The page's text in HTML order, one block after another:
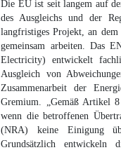
Die EU ist seit langem auf
des Ausgleichs und der
langfristiges Projekt, an
gemeinsam arbeiten. Das
Electricity) entwickelt
Ausgleich von
Zusammenarbeit der
Gremium. „Gemäß Artikel
wenn die betroffenen
(NRA) keine Einigung
Grundsätzlich entwickeln